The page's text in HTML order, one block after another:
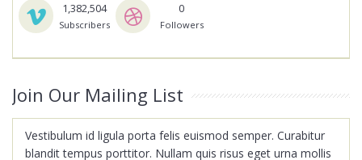
1,382,504
Subscribers
0
Followers
Join Our Mailing List
Vestibulum id ligula porta felis euismod semper. Curabitur
blandit tempus porttitor. Nullam quis risus eget urna mollis